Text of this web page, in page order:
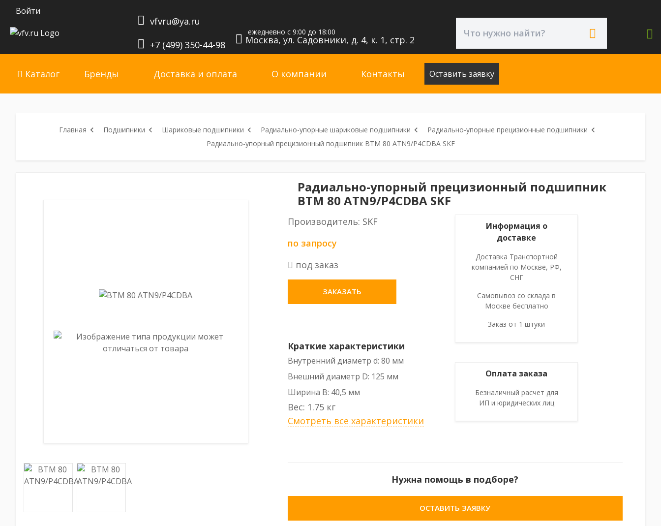
Войти
vfvru@ya.ru
+7 (499) 350-44-98
ежедневно с 9:00 до 18:00
Москва, ул. Садовники, д. 4, к. 1, стр. 2
Каталог Бренды Доставка и оплата О компании Контакты Оставить заявку
Главная Подшипники Шариковые подшипники Радиально-упорные шариковые подшипники
Радиально-упорные прецизионные подшипники
Радиально-упорный прецизионный подшипник BTM 80 ATN9/P4CDBA SKF
Радиально-упорный прецизионный подшипник
BTM 80 ATN9/P4CDBA SKF
Производитель: SKF
по запросу
под заказ
ЗАКАЗАТЬ
Краткие характеристики
Внутренний диаметр d: 80 мм
Внешний диаметр D: 125 мм
Ширина B: 40,5 мм
Вес: 1.75 кг
Смотреть все характеристики
Информация о
доставке
Доставка Транспортной
компанией по Москве, РФ,
СНГ
Самовывоз со склада в
Москве бесплатно
Заказ от 1 штуки
Оплата заказа
Безналичный расчет для
ИП и юридических лиц
Нужна помощь в подборе?
ОСТАВИТЬ ЗАЯВКУ